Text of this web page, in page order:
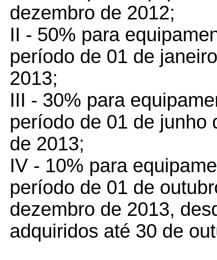
dezembro de 2012;
II - 50% para
período de 01 de
2013;
III - 30% para
período de 01 de junho
de 2013;
IV - 10% para
período de 01 de
dezembro de 2013,
adquiridos até 30 de